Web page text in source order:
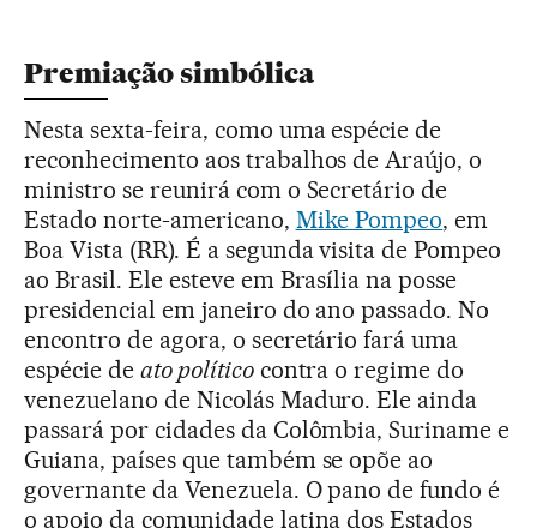
Premiação simbólica
Nesta sexta-feira, como uma espécie de
reconhecimento aos trabalhos de Araújo, o
ministro se reunirá com o Secretário de
Estado norte-americano, Mike Pompeo, em
Boa Vista (RR). É a segunda visita de Pompeo
ao Brasil. Ele esteve em Brasília na posse
presidencial em janeiro do ano passado. No
encontro de agora, o secretário fará uma
espécie de ato políticocontra o regime do
venezuelano de Nicolás Maduro. Ele ainda
passará por cidades da Colômbia, Suriname e
Guiana, países que também se opõe ao
governante da Venezuela. O pano de fundo é
o apoio da comunidade latina dos Estados